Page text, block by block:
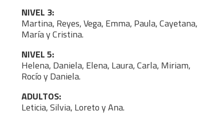
NIVEL 3:
Martina, Reyes, Vega, Emma, Paula, Cayetana,
María y Cristina.
NIVEL 5:
Helena, Daniela, Elena, Laura, Carla, Miriam,
Rocío y Daniela.
ADULTOS:
Leticia, Silvia, Loreto y Ana.